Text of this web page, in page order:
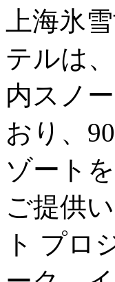
上海氷
テルは
内スノ
おり、
ゾート
ご提供
ト プロ